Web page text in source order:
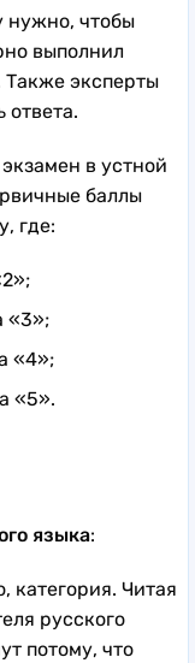
нужно, чтобы
выполнил
эксперты
в устной
баллы
где:
«3»;
«4»;
«5».
языка:
категория. Читая
русского
потому, что